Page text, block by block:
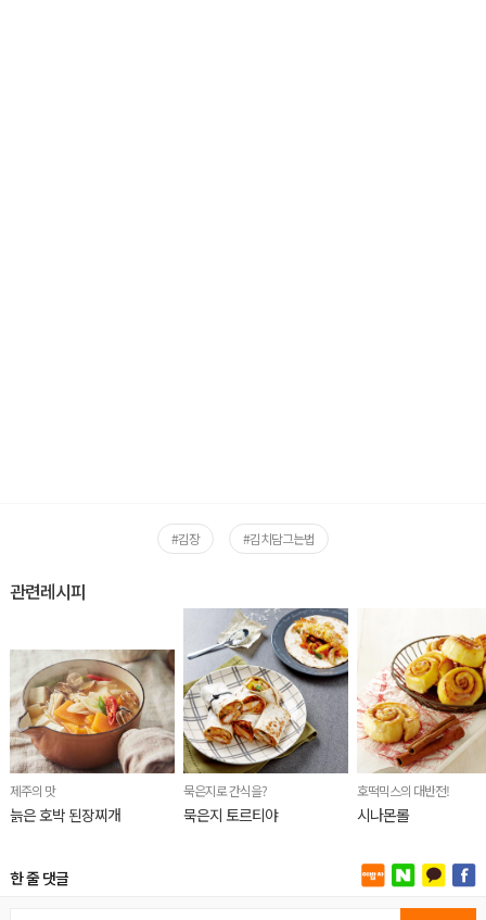
#김장 #김치담그는법
관련레시피
제주의 맛
늙은 호박 된장찌개
묵은지로 간식을?
묵은지 토르티야
호떡믹스의 대반전!
시나몬롤
한 줄 댓글